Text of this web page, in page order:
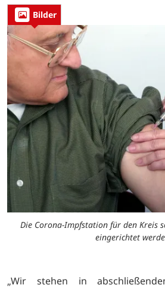
Bilder
Die Corona-Impfstation für den Kreis
eingerichtet
„Wir stehen in